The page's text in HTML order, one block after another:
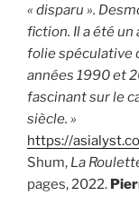
« disparu ».
fiction. Il a été
folie spéculative
années 1990 et
fascinant sur le
siècle. »
https://
Shum, La
pages, 2022.